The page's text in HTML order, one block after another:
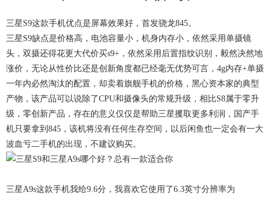
三星S9这款手机优点是屏幕效果好，首发骁龙845。
三星S9缺点是价格高，电池容量小，机身内存小，依然采用单摄镜
头，双摄还得花更大代价买s9+，依然采用后置指纹识别，毅然决然地
涨价，无论从性价比还是创新角度都已经毫无优势可言，4g内存+单摄
一年内必然淘汰的配置，却卖着旗舰手机的价格，黑心资本家的典型
产物，该产品可以说除了CPU和摄像头的常规升级，相比S8属于零升
级，零创新产品，存在的意义仅仅是帮助三星攫取更多利润，国产手
机只要拿到845，该机将没有任何生存空间，以后闲鱼也一定会有一大
波血亏二手机的出现，不建议购买。
三星A9s这款手机我给9.6分，我喜欢它使用了6.3英寸分辨率为